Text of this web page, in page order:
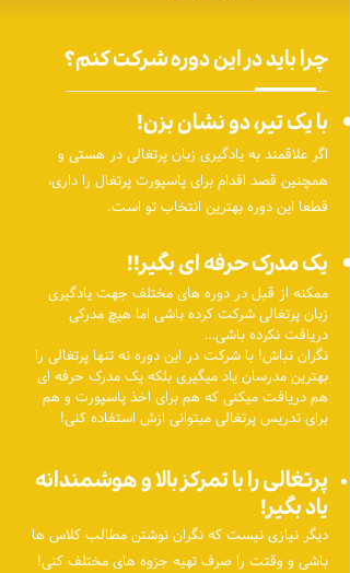
چرا باید در این دوره شرکت کنم؟
با یک‌ تیر، دو نشان بزن!
اگر علاقمند به یادگیری زبان پرتغالی در هستی و
همچنین قصد اقدام برای پاسپورت پرتغال را داری،
قطعا این دوره بهترین انتخاب تو است.
یک مدرک حرفه ای بگیر!!
ممکنه از قبل در دوره های مختلف جهت یادگیری
زبان پرتغالی شرکت کرده باشی اما هیچ مدرکی
دریافت نکرده باشی…
نگران نباش! با شرکت در این دوره نه تنها پرتغالی را
بهترین مدرسان یاد میگیری بلکه یک مدرک حرفه ای
هم دریافت میکنی که هم برای اخذ پاسپورت و هم
برای تدریس پرتغالی میتوانی ازش استفاده کنی!
پرتغالی را با تمرکز بالا و هوشمندانه
یاد بگیر!
دیگر نیازی نیست که نگران نوشتن مطالب کلاس ها
باشی و وقتت را صرف تهیه جزوه های مختلف کنی!